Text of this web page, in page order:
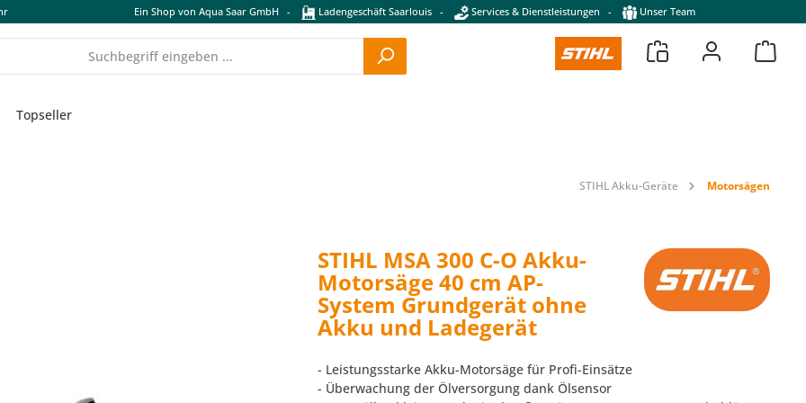
Ein Shop von Aqua Saar GmbH - Ladengeschäft Saarlouis - Services & Dienstleistungen - Unser Team
Topseller
STIHL Akku-Geräte Motorsägen
STIHL MSA 300 C-O Akku-
Motorsäge 40 cm AP-
System Grundgerät ohne
Akku und Ladegerät
- Leistungsstarke Akku-Motorsäge für Profi-Einsätze
- Überwachung der Ölversorgung dank Ölsensor